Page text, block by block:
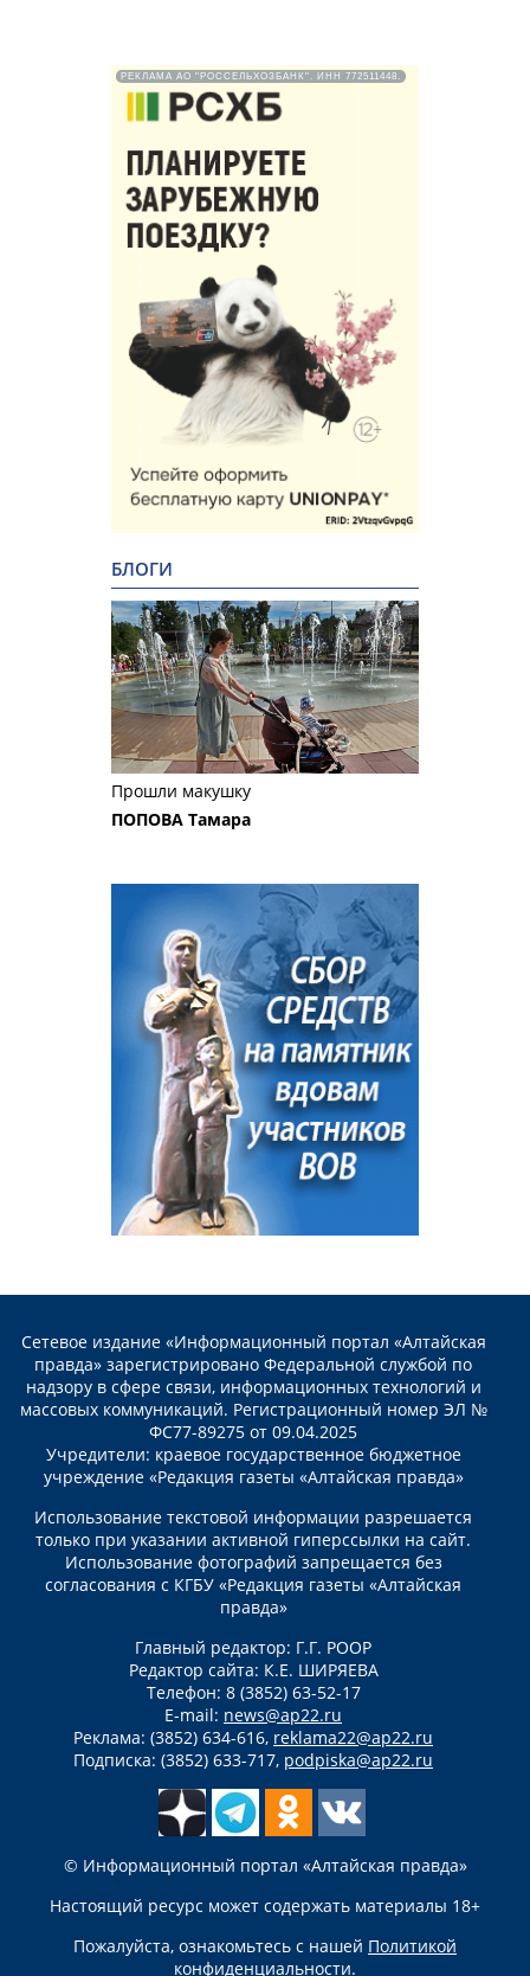
РЕКЛАМА АО "РОССЕЛЬХОЗБАНК". ИНН 772511448.
БЛОГИ
Прошли макушку
ПОПОВА Тамара
Сетевое издание «Информационный портал «Алтайская
правда» зарегистрировано Федеральной службой по
надзору в сфере связи, информационных технологий и
массовых коммуникаций. Регистрационный номер ЭЛ №
ФС77-89275 от 09.04.2025
Учредители: краевое государственное бюджетное
учреждение «Редакция газеты «Алтайская правда»
Использование текстовой информации разрешается
только при указании активной гиперссылки на сайт.
Использование фотографий запрещается без
согласования с КГБУ «Редакция газеты «Алтайская
правда»
Главный редактор: Г.Г. РООР
Редактор сайта: К.Е. ШИРЯЕВА
Телефон: 8 (3852) 63-52-17
E-mail: news@ap22.ru
Реклама: (3852) 634-616, reklama22@ap22.ru
Подписка: (3852) 633-717, podpiska@ap22.ru
© Информационный портал «Алтайская правда»
Настоящий ресурс может содержать материалы 18+
Пожалуйста, ознакомьтесь с нашей Политикой
конфиденциальности.